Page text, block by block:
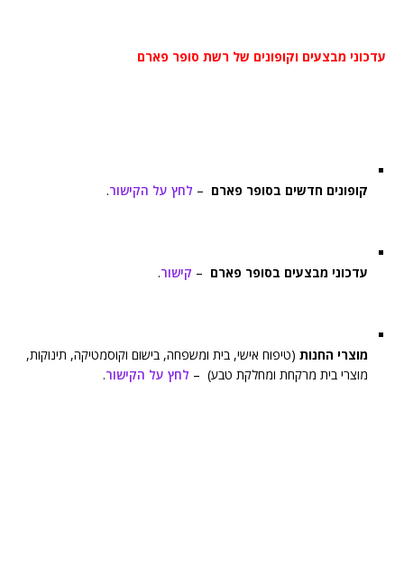
עדכוני מבצעים וקופונים של רשת סופר פארם
קופונים חדשים בסופר פארם – לחץ על הקישור.
עדכוני מבצעים בסופר פארם – קישור.
מוצרי החנות (טיפוח אישי, בית ומשפחה, בישום וקוסמטיקה, תינוקות,
מוצרי בית מרקחת ומחלקת טבע) – לחץ על הקישור.